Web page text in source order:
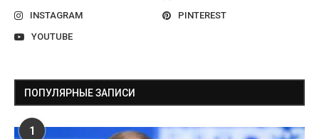
INSTAGRAM
PINTEREST
YOUTUBE
ПОПУЛЯРНЫЕ ЗАПИСИ
1